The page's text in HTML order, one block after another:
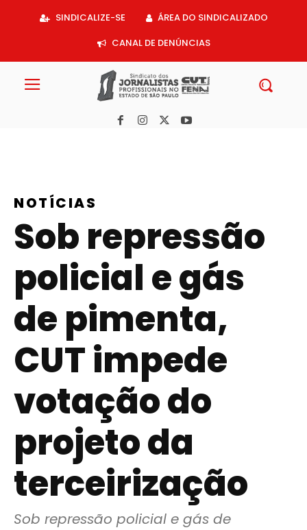
SINDICALIZE-SE
ÁREA DO SINDICALIZADO
CANAL DE DENÚNCIAS
NOTÍCIAS
Sob repressão
policial e gás
de pimenta,
CUT impede
votação do
projeto da
terceirização
Sob repressão policial e gás de